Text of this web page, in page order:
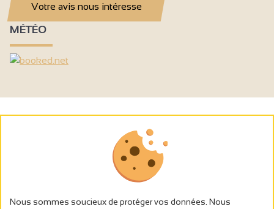
Votre avis nous intéresse
MÉTÉO
Nous sommes soucieux de protéger vos données. Nous